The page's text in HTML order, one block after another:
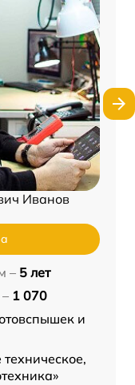
Иванов
– 5 лет
1 070
и